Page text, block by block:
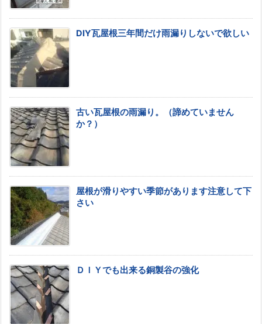
DIY瓦屋根三年間だけ雨漏りしないで欲しい
古い瓦屋根の雨漏り。（諦めていません
か？）
屋根が滑りやすい季節があります注意して下
さい
ＤＩＹでも出来る銅製谷の強化